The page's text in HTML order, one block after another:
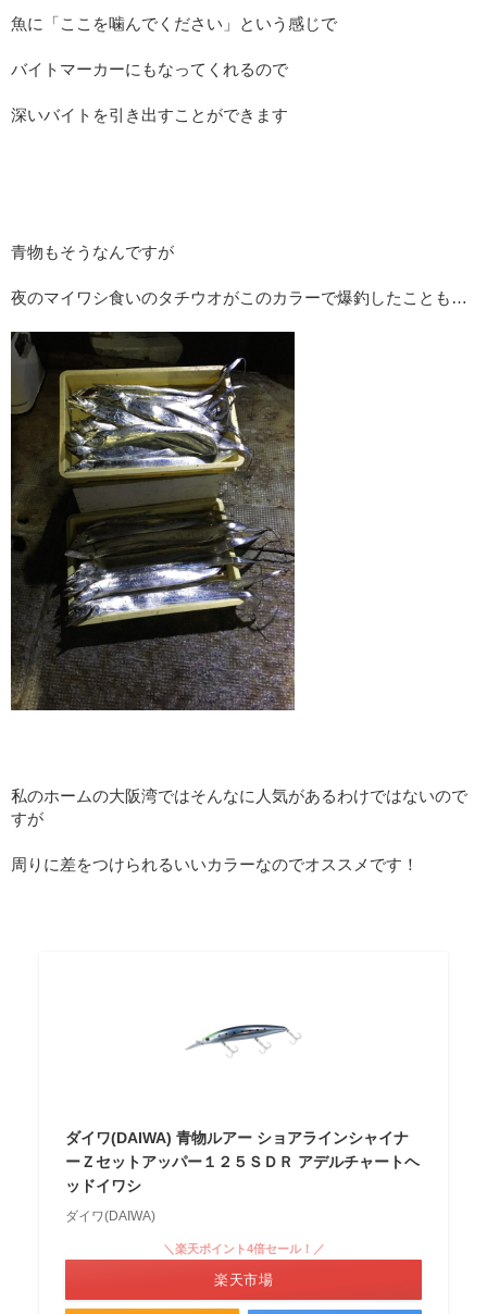
魚に「ここを噛んでください」という感じで
バイトマーカーにもなってくれるので
深いバイトを引き出すことができます
青物もそうなんですが
夜のマイワシ食いのタチウオがこのカラーで爆釣したことも…
私のホームの大阪湾ではそんなに人気があるわけではないので
すが
周りに差をつけられるいいカラーなのでオススメです！
ダイワ(DAIWA) 青物ルアー ショアラインシャイナ
ーＺセットアッパー１２５ＳＤＲ アデルチャートヘ
ッドイワシ
ダイワ(DAIWA)
＼楽天ポイント4倍セール！／
楽天市場